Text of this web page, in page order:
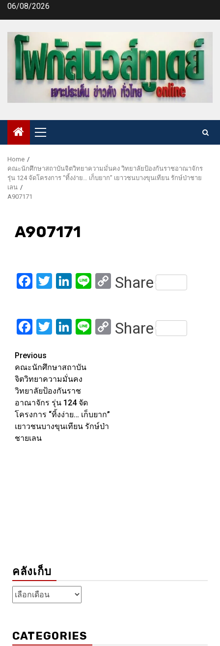
Skip06/08/2026
Primary
Menu
Home
คณะนักศึกษาสถาบันจิตวิทยาความมั่นคง วิทยาลัยป้องกันราชอาณาจักร
รุ่น 124 จัดโครงการ “ทิ้งง่าย… เก็บยาก” เยาวชนบางขุนเทียน รักษ์ป่าชาย
เลน
A907171
A907171
Facebook
Twitter
LinkedIn
LineCopy
Share
Facebook
Twitter
LinkedIn
LineCopy
Share
Post
navigation
Previous
คณะนักศึกษาสถาบัน
จิตวิทยาความมั่นคง
วิทยาลัยป้องกันราช
อาณาจักร รุ่น 124 จัด
โครงการ “ทิ้งง่าย… เก็บยาก”
เยาวชนบางขุนเทียน รักษ์ป่า
ชายเลน
คลังเก็บ
คลัง
เก็บ
CATEGORIES